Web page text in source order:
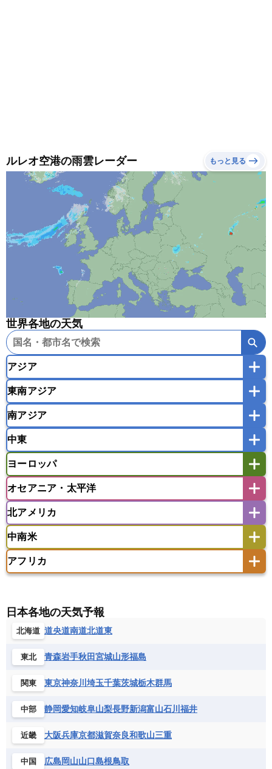
ルレオ空港の雨雲レーダー もっと見る
世界各地の天気
アジア
韓国
モンゴル
東南アジア
インドネシア
マレーシア
ミャンマー
ラオス人民民主共和国
東ティモール民主共和国
南アジア
バングラデシュ
モルディブ
中東
アフガニスタン
イスラエル
ウズベキスタン
オマーン
カザフスタン
カタール
キプロス
キルギス
タジキスタン
バーレーン
ヨルダン レバノン
ヨーロッパ
アイスランド
アゼルバイジャン
イギリス
イタリア
ウクライナ
エストニア
オランダ
オーストリア
ギリシャ
スロバキア
スロベニア共和国
チェコ
デンマーク
フランス
ベルギー
ボスニア・ヘルツェゴビナ
モナコ公国
モルドバ
モンテネグロ
ラトビア
リトアニア
リヒテンシュタイン
オセアニア・太平洋
アメリカ領サモア
サモア独立国
ソロモン諸島
タヒチ
ツバル
トンガ ナウル共和国
ニウエ
バヌアツ
パプアニューギニア
ワリス・フテュナ
北アメリカ
バーミューダ諸島
中南米
アメリカ領バージン諸島
キューバ
グアテマラ
グレナダ
ケイマン諸島
コロンビア
ジャマイカ
セントクリストファー・ネービス
セントビンセント及びグレナディーン諸島
セントルシア
チリ
トリニダード・トバゴ
ドミニカ共和国
ニカラグア共和国
ハイチ共和国
バルバドス
パナマ
アフリカ
エジプト
エスワティニ王国
エリトリア国
カメルーン
ギニアビサウ共和国
ケニア
コンゴ共和国
コンゴ民主共和国
コートジボワール
サントメ・プリンシペ民主共和国
ザンビア共和国
シエラレオネ共和国
ジブチ共和国
ジンバブエ
セントヘレナ諸島
セーシェル
日本各地の天気予報
北海道 道央道南道北道東
東北 青森岩手秋田宮城山形福島
関東 東京神奈川 埼玉千葉茨城栃木群馬
中部 静岡愛知岐阜山梨長野新潟富山石川 福井
近畿 大阪兵庫京都滋賀奈良和歌山三重
中国 広島岡山山口島根鳥取